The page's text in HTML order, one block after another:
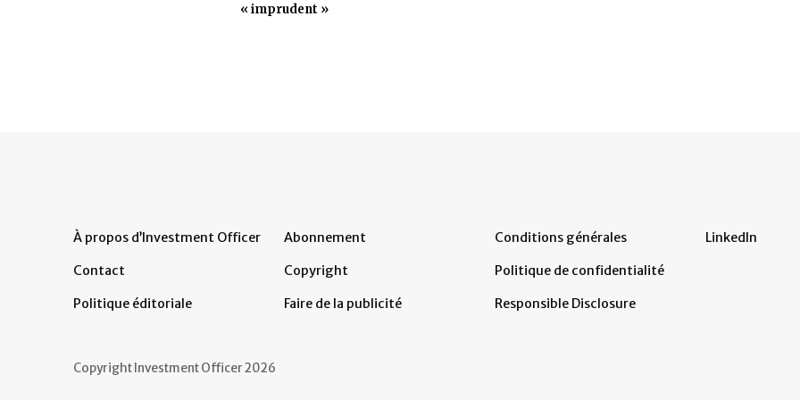
« imprudent »
À propos d’Investment Officer
Contact
Politique éditoriale
Abonnement
Copyright
Faire de la publicité
Conditions générales
Politique de confidentialité
Responsible Disclosure
LinkedIn
Copyright Investment Officer 2026